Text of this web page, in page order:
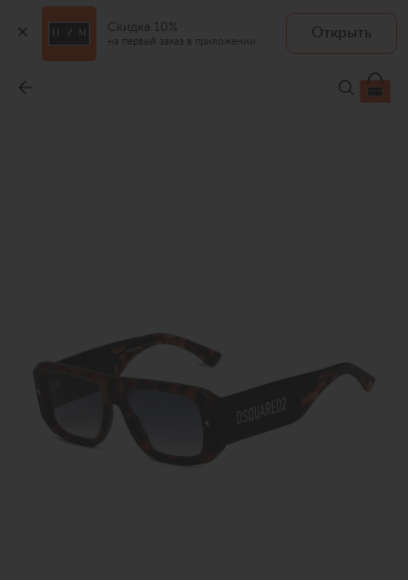
Скидка 10%
на первый заказ в приложении
Открыть
22 850 ₽